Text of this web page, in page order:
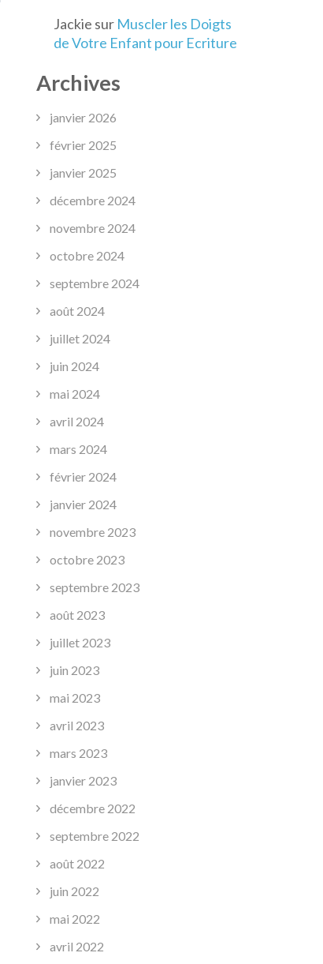
Jackie sur Muscler les Doigts
de Votre Enfant pour Ecriture
Archives
janvier 2026
février 2025
janvier 2025
décembre 2024
novembre 2024
octobre 2024
septembre 2024
août 2024
juillet 2024
juin 2024
mai 2024
avril 2024
mars 2024
février 2024
janvier 2024
novembre 2023
octobre 2023
septembre 2023
août 2023
juillet 2023
juin 2023
mai 2023
avril 2023
mars 2023
janvier 2023
décembre 2022
septembre 2022
août 2022
juin 2022
mai 2022
avril 2022